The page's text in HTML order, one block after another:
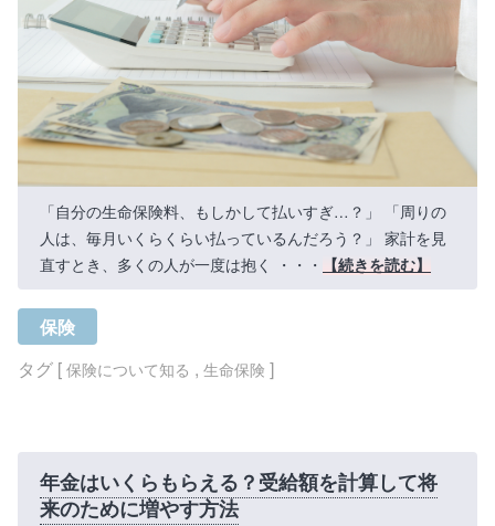
「自分の生命保険料、もしかして払いすぎ…？」 「周りの
人は、毎月いくらくらい払っているんだろう？」 家計を見
直すとき、多くの人が一度は抱く ・・・
【続きを読む】
保険
タグ [ 保険について知る , 生命保険 ]
年金はいくらもらえる？受給額を計算して将
来のために増やす方法